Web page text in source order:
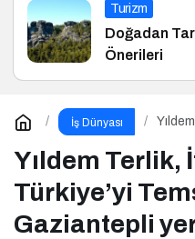
Turizm
Doğadan
Önerileri
İş Dünyası
Yıldem Terlik,
Türkiye’yi
Gaziantepli